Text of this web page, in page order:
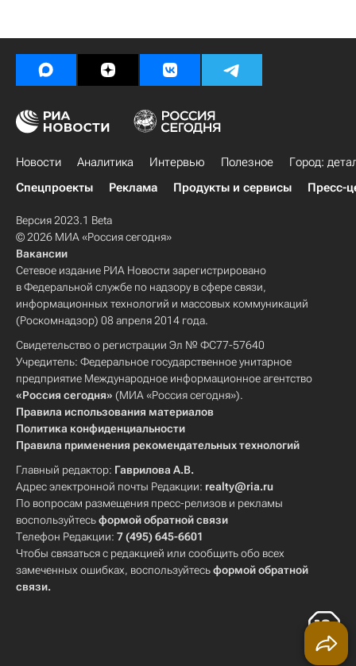
Новости Аналитика Интервью Полезное
Город:
Спецпроекты
Реклама Продукты и сервисы Пресс-
Версия 2023.1 Beta
© 2026 МИА «Россия сегодня»
Вакансии
Сетевое издание РИА Новости зарегистрировано
в Федеральной службе по надзору в сфере связи,
информационных технологий и массовых коммуникаций
(Роскомнадзор) 08 апреля 2014 года.
Свидетельство о регистрации Эл № ФС77-57640
Учредитель: Федеральное государственное унитарное
предприятие Международное информационное агентство
«Россия сегодня» (МИА «Россия сегодня»).
Правила использования материалов
Политика конфиденциальности
Правила применения рекомендательных технологий
Главный редактор: Гаврилова А.В.
Адрес электронной почты Редакции: realty@ria.ru
По вопросам размещения пресс-релизов и рекламы
воспользуйтесьформой обратной связи
Телефон Редакции: 7 (495) 645-6601
Чтобы связаться с редакцией или сообщить обо всех
замеченных ошибках, воспользуйтесьформой обратной
связи.